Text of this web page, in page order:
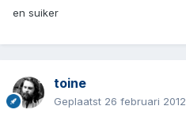
en suiker
toine
Geplaatst 26 februari 2012